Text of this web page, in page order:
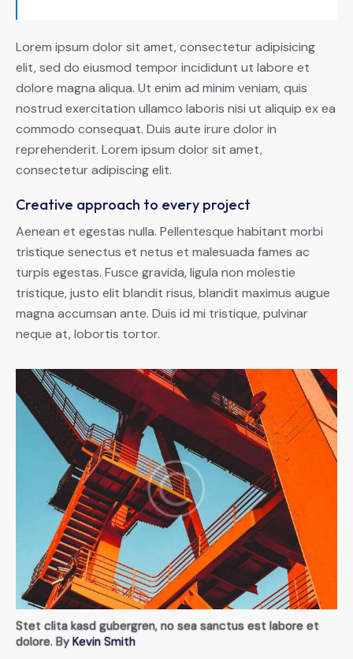
Lorem ipsum dolor sit amet, consectetur adipisicing
elit, sed do eiusmod tempor incididunt ut labore et
dolore magna aliqua. Ut enim ad minim veniam, quis
nostrud exercitation ullamco laboris nisi ut aliquip ex ea
commodo consequat. Duis aute irure dolor in
reprehenderit. Lorem ipsum dolor sit amet,
consectetur adipiscing elit.
Creative approach to every project
Aenean et egestas nulla. Pellentesque habitant morbi
tristique senectus et netus et malesuada fames ac
turpis egestas. Fusce gravida, ligula non molestie
tristique, justo elit blandit risus, blandit maximus augue
magna accumsan ante. Duis id mi tristique, pulvinar
neque at, lobortis tortor.
Stet clita kasd gubergren, no sea sanctus est labore et
dolore. ByKevin Smith